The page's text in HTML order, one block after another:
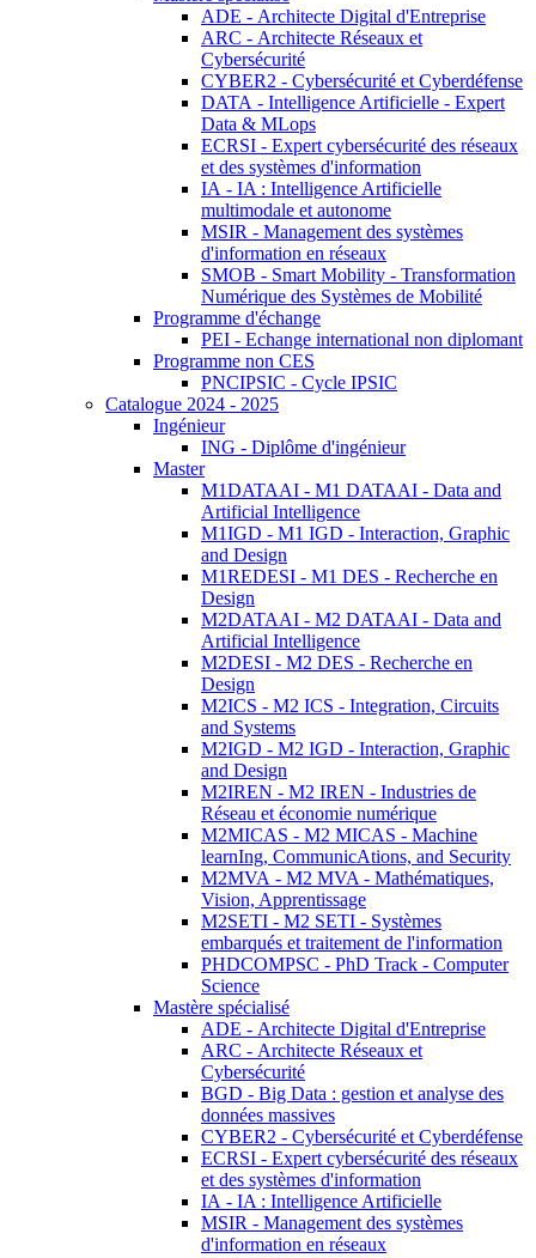
ADE - Architecte Digital d'Entreprise
ARC - Architecte Réseaux et
Cybersécurité
CYBER2 - Cybersécurité et Cyberdéfense
DATA - Intelligence Artificielle - Expert
Data & MLops
ECRSI - Expert cybersécurité des réseaux
et des systèmes d'information
IA - IA : Intelligence Artificielle
multimodale et autonome
MSIR - Management des systèmes
d'information en réseaux
SMOB - Smart Mobility - Transformation
Numérique des Systèmes de Mobilité
Programme d'échange
PEI - Echange international non diplomant
Programme non CES
PNCIPSIC - Cycle IPSIC
Catalogue 2024 - 2025
Ingénieur
ING - Diplôme d'ingénieur
Master
M1DATAAI - M1 DATAAI - Data and
Artificial Intelligence
M1IGD - M1 IGD - Interaction, Graphic
and Design
M1REDESI - M1 DES - Recherche en
Design
M2DATAAI - M2 DATAAI - Data and
Artificial Intelligence
M2DESI - M2 DES - Recherche en
Design
M2ICS - M2 ICS - Integration, Circuits
and Systems
M2IGD - M2 IGD - Interaction, Graphic
and Design
M2IREN - M2 IREN - Industries de
Réseau et économie numérique
M2MICAS - M2 MICAS - Machine
learnIng, CommunicAtions, and Security
M2MVA - M2 MVA - Mathématiques,
Vision, Apprentissage
M2SETI - M2 SETI - Systèmes
embarqués et traitement de l'information
PHDCOMPSC - PhD Track - Computer
Science
Mastère spécialisé
ADE - Architecte Digital d'Entreprise
ARC - Architecte Réseaux et
Cybersécurité
BGD - Big Data : gestion et analyse des
données massives
CYBER2 - Cybersécurité et Cyberdéfense
ECRSI - Expert cybersécurité des réseaux
et des systèmes d'information
IA - IA : Intelligence Artificielle
MSIR - Management des systèmes
d'information en réseaux